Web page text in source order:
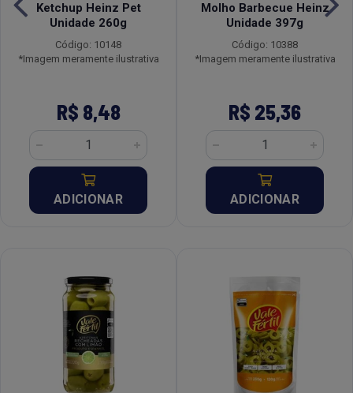
Ketchup Heinz Pet
Unidade 260g
Código: 10148
*Imagem meramente ilustrativa
R$ 8,48
ADICIONAR
Molho Barbecue Heinz
Unidade 397g
Código: 10388
*Imagem meramente ilustrativa
R$ 25,36
ADICIONAR